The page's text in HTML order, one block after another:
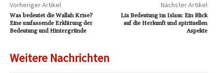
Vorheriger Artikel
Was bedeutet die Wallah Krise?
Eine umfassende Erklärung der
Bedeutung und Hintergründe
Nächster Artikel
Lia Bedeutung im Islam: Ein Blick
auf die Herkunft und spirituellen
Aspekte
Weitere Nachrichten